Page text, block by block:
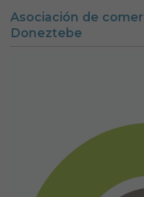
Asociación de
Doneztebe